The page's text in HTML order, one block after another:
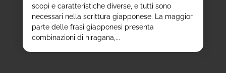
scopi e caratteristiche diverse, e tutti sono
necessari nella scrittura giapponese. La maggior
parte delle frasi giapponesi presenta
combinazioni di hiragana,...